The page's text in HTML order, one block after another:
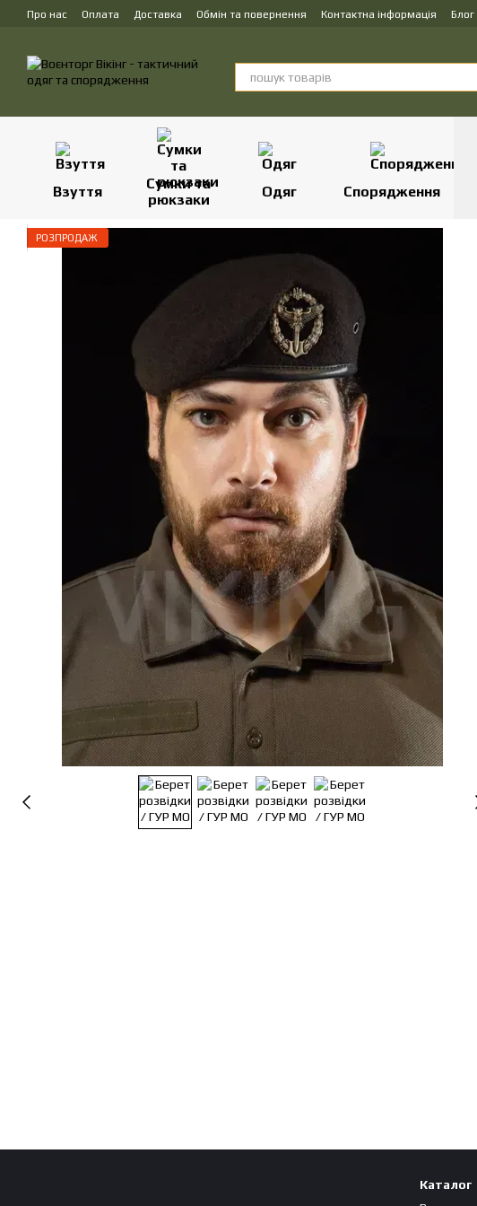
Перейти до основного контенту
Про нас Оплата Доставка Обмін та повернення Контактна інформація Блог
Взуття
Сумки та
рюкзаки
Одяг Спорядження
РОЗПРОДАЖ
Каталог